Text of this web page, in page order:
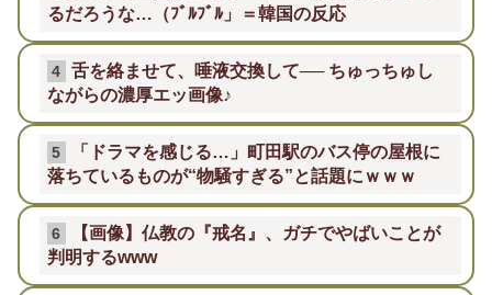
るだろうな…（ﾌﾞﾙﾌﾞﾙ」＝韓国の反応
4
舌を絡ませて、唾液交換して── ちゅっちゅし
ながらの濃厚エッ画像♪
5
「ドラマを感じる…」町田駅のバス停の屋根に
落ちているものが“物騒すぎる”と話題にｗｗｗ
6
【画像】仏教の『戒名』、ガチでやばいことが
判明するwww